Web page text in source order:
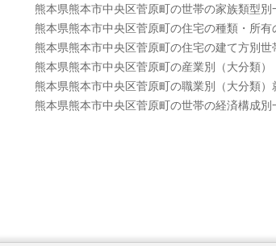
熊本県熊本市中央区菅原町の世帯の家族類型別
熊本県熊本市中央区菅原町の住宅の種類・所有
熊本県熊本市中央区菅原町の住宅の建て方別世
熊本県熊本市中央区菅原町の産業別（大分類
熊本県熊本市中央区菅原町の職業別（大分類）
熊本県熊本市中央区菅原町の世帯の経済構成別